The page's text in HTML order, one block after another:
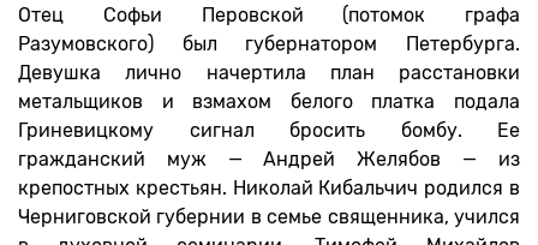
Отец Софьи Перовской (потомок графа
Разумовского) был губернатором Петербурга.
Девушка лично начертила план расстановки
метальщиков и взмахом белого платка подала
Гриневицкому сигнал бросить бомбу. Ее
гражданский муж — Андрей Желябов — из
крепостных крестьян. Николай Кибальчич родился в
Черниговской губернии в семье священника, учился